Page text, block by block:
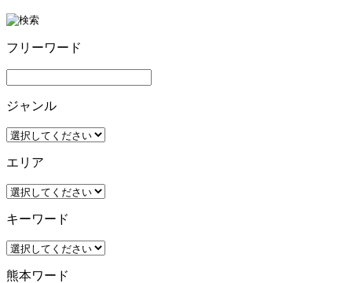
フリーワード
ジャンル
エリア
キーワード
熊本ワード